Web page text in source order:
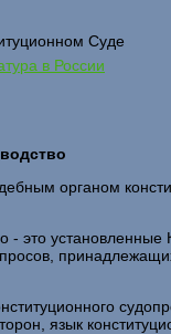
Суде
в России
органом
- это
язык